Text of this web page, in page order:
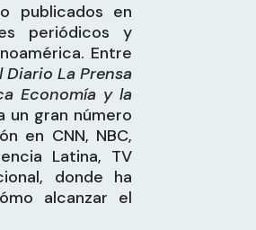
publicados en
periódicos y
Entre
Diario La Prensa
Economía y la
un gran número
en CNN, NBC,
Latina, TV
donde ha
alcanzar el